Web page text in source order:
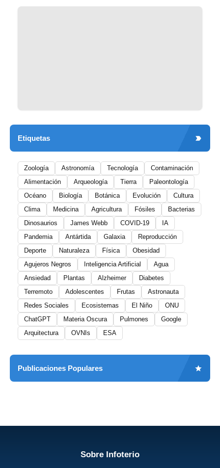
Etiquetas
Zoología Astronomía Tecnología
Contaminación
Alimentación
Arqueología Tierra
Paleontología
Océano
Biología Botánica Evolución
Cultura
Clima
Medicina Agricultura Fósiles
Bacterias
Dinosaurios
James Webb COVID-19
IA
Pandemia
Antártida Galaxia
Reproducción
Deporte
Naturaleza Física
Obesidad
Agujeros Negros
Inteligencia Artificial
Agua
Ansiedad
Plantas Alzheimer
Diabetes
Terremoto
Adolescentes Frutas
Astronauta
Redes Sociales
Ecosistemas El Niño
ONU
ChatGPT
Materia Oscura Pulmones
Google
Arquitectura
OVNIs ESA
Publicaciones Populares
Sobre Infoterio